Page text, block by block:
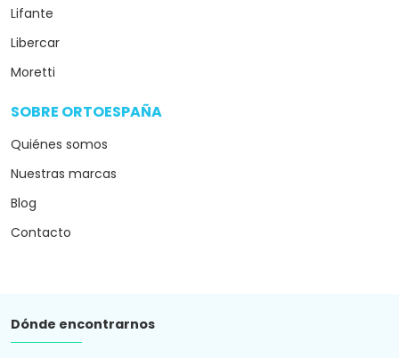
Lifante
Libercar
Moretti
SOBRE ORTOESPAÑA
Quiénes somos
Nuestras marcas
Blog
Contacto
Dónde encontrarnos